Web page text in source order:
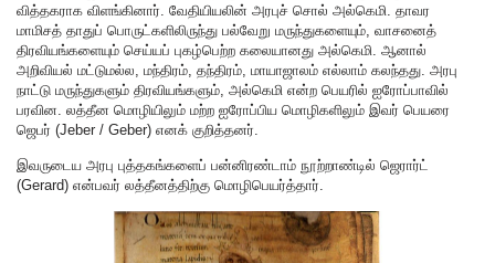
வித்தகராக விளங்கினார். வேதியியலின் அரபுச் சொல் அல்கெமி. தாவர
மாமிசத் தாதுப் பொருட்களிலிருந்து பல்வேறு மருந்துகளையும், வாசனைத்
திரவியங்களையும் செய்யப் புகழ்பெற்ற கலையானது அல்கெமி. ஆனால்
அறிவியல் மட்டுமல்ல, மந்திரம், தந்திரம், மாயாஜாலம் எல்லாம் கலந்தது. அரபு
நாட்டு மருந்துகளும் திரவியங்களும், அல்கெமி என்ற பெயரில் ஐரோப்பாவில்
பரவின. லத்தீன மொழியிலும் மற்ற ஐரோப்பிய மொழிகளிலும் இவர் பெயரை
ஜெபர் (Jeber / Geber) எனக் குறித்தனர்.
இவருடைய அரபு புத்தகங்களைப் பன்னிரண்டாம் நூற்றாண்டில் ஜெரார்ட்
(Gerard) என்பவர் லத்தீனத்திற்கு மொழிபெயர்த்தார்.